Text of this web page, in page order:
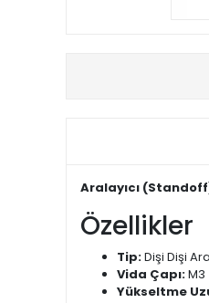
Aralayıcı
Özellikler
Tip:Dişi Dişi
Vida Çapı:M3
Yükseltme